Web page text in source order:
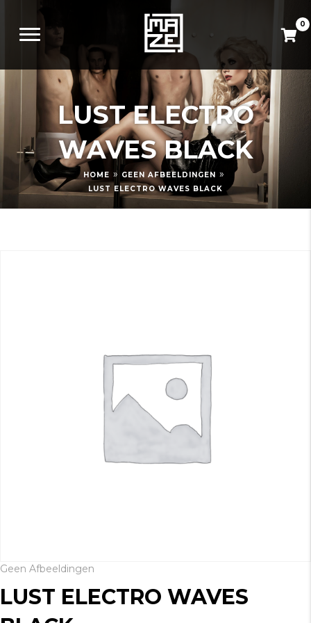
0
LUST ELECTRO
WAVES BLACK
HOME » GEEN AFBEELDINGEN »
LUST ELECTRO WAVES BLACK
Geen Afbeeldingen
LUST ELECTRO WAVES